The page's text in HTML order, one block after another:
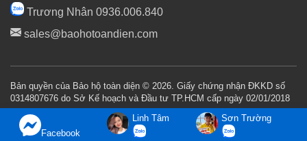
Trương Nhân 0936.006.840
sales@baohotoandien.com
Bản quyền của Bảo hộ toàn diện © 2026. Giấy chứng nhận ĐKKD số
0314807676 do Sở Kế hoạch và Đầu tư TP.HCM cấp ngày 02/01/2018
Facebook
Linh Tâm Sơn Trường